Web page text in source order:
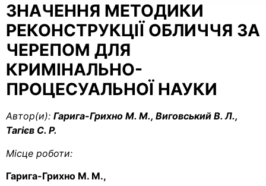
ЗНАЧЕННЯ МЕТОДИКИ
РЕКОНСТРУКЦІЇ ОБЛИЧЧЯ ЗА
ЧЕРЕПОМ ДЛЯ
КРИМІНАЛЬНО-
ПРОЦЕСУАЛЬНОЇ НАУКИ
Автор(и): Гарига-Грихно М. М., Виговський В. Л.,
Тагієв C. Р.
Місце роботи:
Гарига-Грихно М. М.,